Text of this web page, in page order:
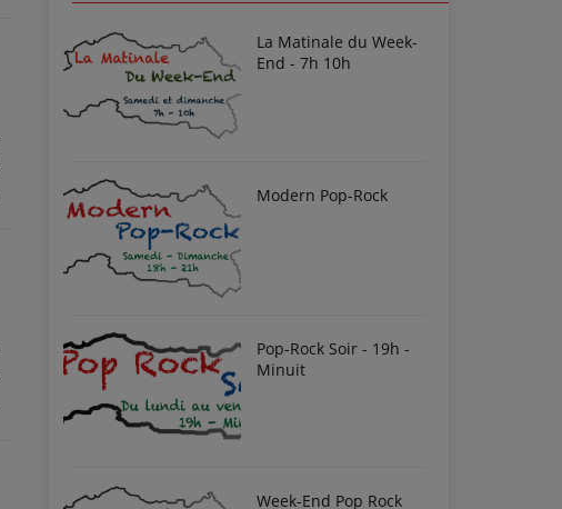
La Matinale du Week-
End - 7h 10h
Modern Pop-Rock
Pop-Rock Soir - 19h -
Minuit
Week-End Pop Rock